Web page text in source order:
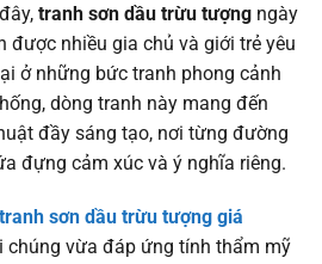
tranh sơn dầu trừu tượng ngày
được nhiều gia chủ và giới trẻ yêu
ở những bức tranh phong cảnh
dòng tranh này mang đến
đầy sáng tạo, nơi từng đường
đựng cảm xúc và ý nghĩa riêng.
sơn dầu trừu tượng giá
chúng vừa đáp ứng tính thẩm mỹ